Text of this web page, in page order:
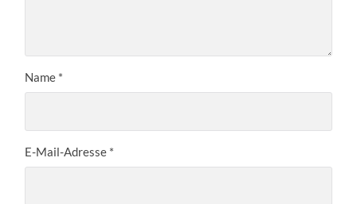
Name *
E-Mail-Adresse *